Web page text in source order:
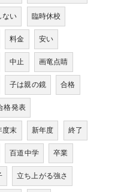
ない
臨時休校
料金
安い
中止
画竜点睛
子は親の鏡
合格
格発表
度末 新年度
終了
百道中学
卒業
立ち上がる強さ